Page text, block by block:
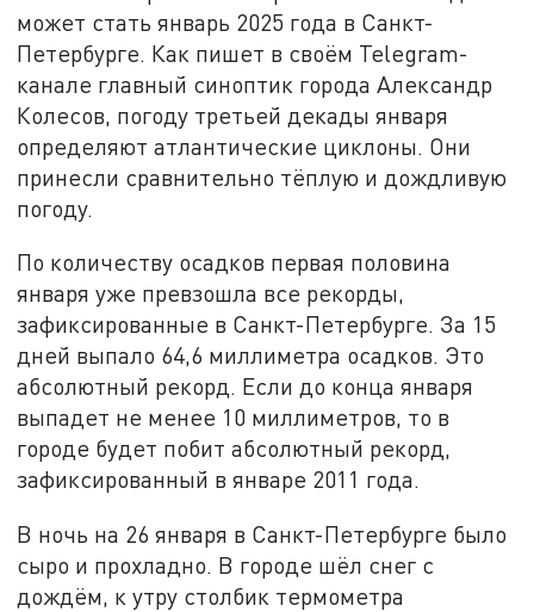
может стать январь 2025 года в Санкт-
Петербурге. Как пишет в своём Telegram-
канале главный синоптик города Александр
Колесов, погоду третьей декады января
определяют атлантические циклоны. Они
принесли сравнительно тёплую и дождливую
погоду.
По количеству осадков первая половина
января уже превзошла все рекорды,
зафиксированные в Санкт-Петербурге. За 15
дней выпало 64,6 миллиметра осадков. Это
абсолютный рекорд. Если до конца января
выпадет не менее 10 миллиметров, то в
городе будет побит абсолютный рекорд,
зафиксированный в январе 2011 года.
В ночь на 26 января в Санкт-Петербурге было
сыро и прохладно. В городе шёл снег с
дождём, к утру столбик термометра